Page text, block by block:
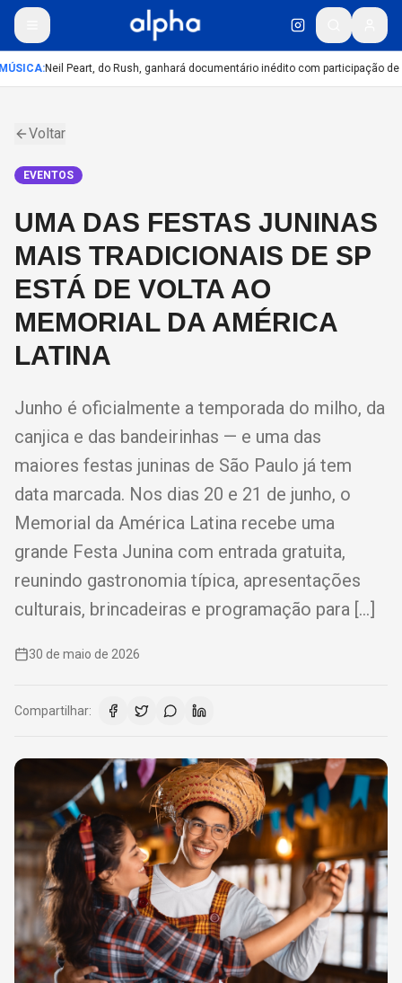
:Neil Peart, do Rush, ganhará documentário inédito com participação de
Voltar
EVENTOS
UMA DAS FESTAS JUNINAS
MAIS TRADICIONAIS DE SP
ESTÁ DE VOLTA AO
MEMORIAL DA AMÉRICA
LATINA
Junho é oficialmente a temporada do milho, da
canjica e das bandeirinhas — e uma das
maiores festas juninas de São Paulo já tem
data marcada. Nos dias 20 e 21 de junho, o
Memorial da América Latina recebe uma
grande Festa Junina com entrada gratuita,
reunindo gastronomia típica, apresentações
culturais, brincadeiras e programação para […]
30 de maio de 2026
Compartilhar: